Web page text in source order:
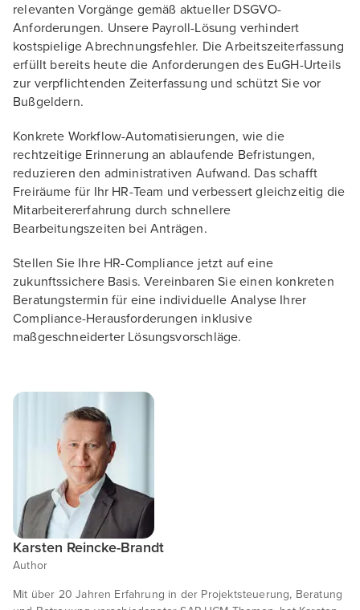
relevanten Vorgänge gemäß aktueller DSGVO-
Anforderungen. Unsere Payroll-Lösung verhindert
kostspielige Abrechnungsfehler. Die Arbeitszeiterfassung
erfüllt bereits heute die Anforderungen des EuGH-Urteils
zur verpflichtenden Zeiterfassung und schützt Sie vor
Bußgeldern.
Konkrete Workflow-Automatisierungen, wie die
rechtzeitige Erinnerung an ablaufende Befristungen,
reduzieren den administrativen Aufwand. Das schafft
Freiräume für Ihr HR-Team und verbessert gleichzeitig die
Mitarbeitererfahrung durch schnellere
Bearbeitungszeiten bei Anträgen.
Stellen Sie Ihre HR-Compliance jetzt auf eine
zukunftssichere Basis. Vereinbaren Sie einen konkreten
Beratungstermin für eine individuelle Analyse Ihrer
Compliance-Herausforderungen inklusive
maßgeschneiderter Lösungsvorschläge.
Karsten Reincke-Brandt
Author
Mit über 20 Jahren Erfahrung in der Projektsteuerung, Beratung